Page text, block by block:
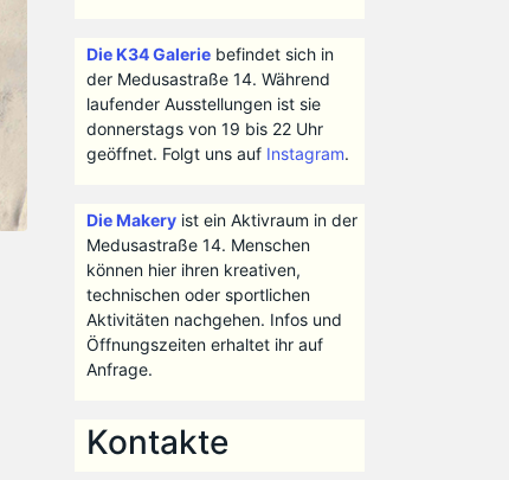
Die K34 Galeriebefindet sich in
der Medusastraße 14. Während
laufender Ausstellungen ist sie
donnerstags von 19 bis 22 Uhr
geöffnet. Folgt uns auf Instagram.
Die Makeryist ein Aktivraum in der
Medusastraße 14. Menschen
können hier ihren kreativen,
technischen oder sportlichen
Aktivitäten nachgehen. Infos und
Öffnungszeiten erhaltet ihr auf
Anfrage.
Kontakte